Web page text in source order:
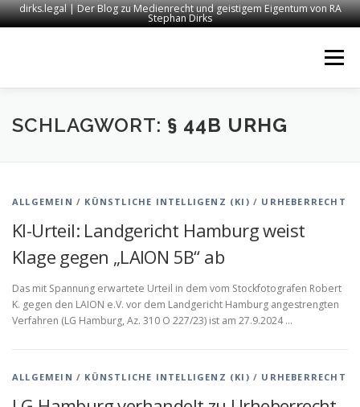
dirks.legal | Der Blog zu Medienrecht und geistigem Eigentum von RA
Stephan Dirks
Menü
START KONTAKT RECHTSANWALT DIRKS
SCHLAGWORT: § 44B URHG
ALLGEMEIN / KÜNSTLICHE INTELLIGENZ (KI) / URHEBERRECHT
KI-Urteil: Landgericht Hamburg weist
Klage gegen „LAION 5B“ ab
Das mit Spannung erwartete Urteil in dem vom Stockfotografen Robert
K. gegen den LAION e.V. vor dem Landgericht Hamburg angestrengten
Verfahren (LG Hamburg, Az. 310 O 227/23) ist am 27.9.2024 …
ALLGEMEIN / KÜNSTLICHE INTELLIGENZ (KI) / URHEBERRECHT